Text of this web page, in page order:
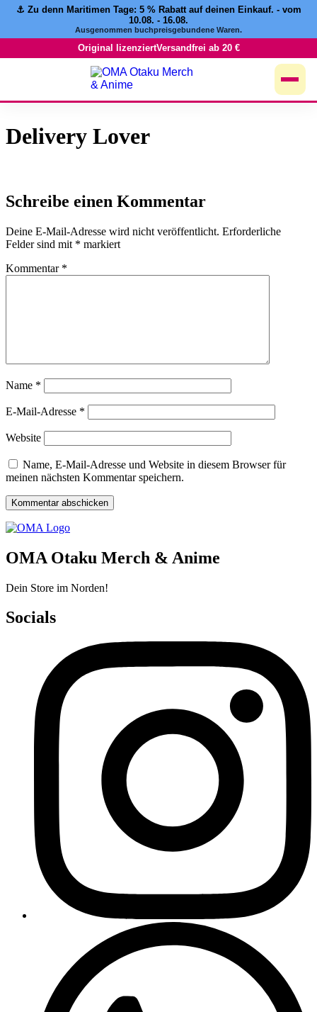
Zum
springen
⚓️ Zu denn Maritimen Tage: 5 % Rabattauf deinen Einkauf. - vom
10.08. - 16.08.
Ausgenommen buchpreisgebundene Waren.
Original lizenziertVersandfrei ab 20 €
Delivery Lover
Schreibe einen Kommentar
Deine E-Mail-Adresse wird nicht veröffentlicht. Erforderliche
Felder sind mit * markiert
Kommentar *
Name *
E-Mail-Adresse *
Website
Name, E-Mail-Adresse und Website in diesem Browser für
meinen nächsten Kommentar speichern.
OMA Otaku Merch & Anime
Dein Store im Norden!
Socials